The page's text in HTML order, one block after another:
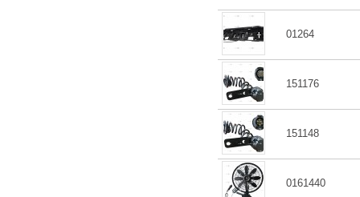
01264
151176
151148
0161440